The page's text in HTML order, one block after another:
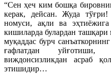
“Сен ҳеч ким бошқа
керак, дейсан. Жуда
номуси, ақли ва
кишиларда булардан
муқаддас бурч
ғафлатдан
виждонсизликдан асраб
этишидир…